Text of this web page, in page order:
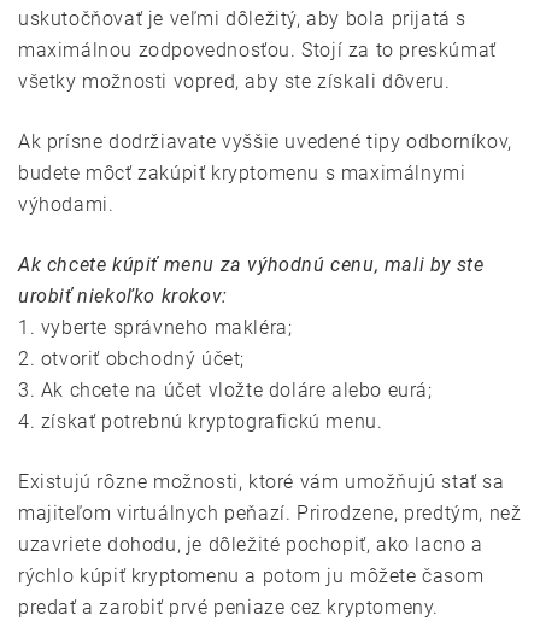
uskutočňovať je veľmi dôležitý, aby bola prijatá s
maximálnou zodpovednosťou. Stojí za to preskúmať
všetky možnosti vopred, aby ste získali dôveru.
Ak prísne dodržiavate vyššie uvedené tipy odborníkov,
budete môcť zakúpiť kryptomenu s maximálnymi
výhodami.
Ak chcete kúpiť menu za výhodnú cenu, mali by ste
urobiť niekoľko krokov:
1. vyberte správneho makléra;
2. otvoriť obchodný účet;
3. Ak chcete na účet vložte doláre alebo eurá;
4. získať potrebnú kryptografickú menu.
Existujú rôzne možnosti, ktoré vám umožňujú stať sa
majiteľom virtuálnych peňazí. Prirodzene, predtým, než
uzavriete dohodu, je dôležité pochopiť, ako lacno a
rýchlo kúpiť kryptomenu a potom ju môžete časom
predať a zarobiť prvé peniaze cez kryptomeny.